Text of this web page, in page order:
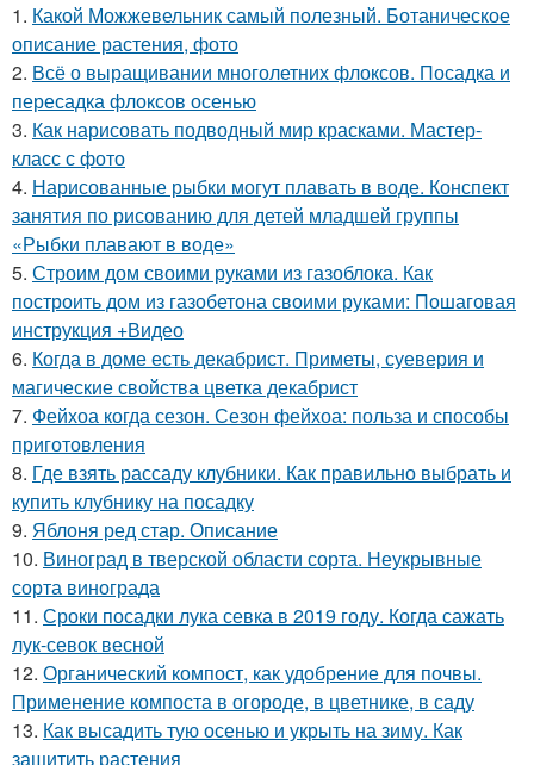
1. Какой Можжевельник самый полезный. Ботаническое
описание растения, фото
2. Всё о выращивании многолетних флоксов. Посадка и
пересадка флоксов осенью
3. Как нарисовать подводный мир красками. Мастер-
класс с фото
4. Нарисованные рыбки могут плавать в воде. Конспект
занятия по рисованию для детей младшей группы
«Рыбки плавают в воде»
5. Строим дом своими руками из газоблока. Как
построить дом из газобетона своими руками: Пошаговая
инструкция +Видео
6. Когда в доме есть декабрист. Приметы, суеверия и
магические свойства цветка декабрист
7. Фейхоа когда сезон. Сезон фейхоа: польза и способы
приготовления
8. Где взять рассаду клубники. Как правильно выбрать и
купить клубнику на посадку
9. Яблоня ред стар. Описание
10. Виноград в тверской области сорта. Неукрывные
сорта винограда
11. Сроки посадки лука севка в 2019 году. Когда сажать
лук-севок весной
12. Органический компост, как удобрение для почвы.
Применение компоста в огороде, в цветнике, в саду
13. Как высадить тую осенью и укрыть на зиму. Как
защитить растения